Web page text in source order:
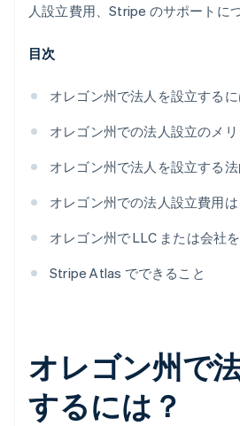
人設立費用、Stripe のサポートに
目次
オレゴン州で法人を設立するに
オレゴン州での法人設立のメリ
オレゴン州で法人を設立する
オレゴン州での法人設立費用は
オレゴン州で LLC または会社
Stripe Atlas でできること
オレゴン州で
するには？